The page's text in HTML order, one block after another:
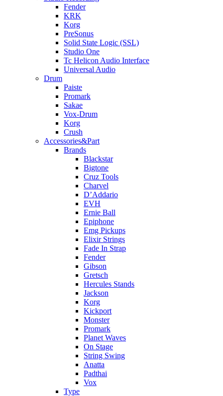
Fender
KRK
Korg
PreSonus
Solid State Logic (SSL)
Studio One
Tc Helicon Audio Interface
Universal Audio
Drum
Paiste
Promark
Sakae
Vox-Drum
Korg
Crush
Accessories&Part
Brands
Blackstar
Bigtone
Cruz Tools
Charvel
D’Addario
EVH
Ernie Ball
Epiphone
Emg Pickups
Elixir Strings
Fade In Strap
Fender
Gibson
Gretsch
Hercules Stands
Jackson
Korg
Kickport
Monster
Promark
Planet Waves
On Stage
String Swing
Anatta
Padthai
Vox
Type